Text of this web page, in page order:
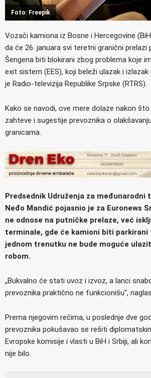
Foto: Freepik
Vozači kamiona iz Bosne i Hercegovine
da će 26. januara svi teretni granični prelazi
Šengena biti blokirani zbog problema koje
exit sistem (EES), koji beleži ulazak i izlazak
je Radio-televizija Republike Srpske (RTRS).
Kako se navodi, ove mere dolaze nakon što
zahteve i sugestije prevoznika o
granicama.
Predsednik Udruženja za međunarodni
Neđo Mandić pojasnio je za Euronews
ne odnose na putničke prelaze, već
terminale, gde će kamioni biti parkirani
jednom trenutku ne bude moguće
robom.
„Bukvalno će stati uvoz i izvoz, a lanci
prevoznika praktično ne funkcionišu“,
Prema njegovim rečima, u poslednje dve
prevoznika pokušavao se rešiti
Evropske komisije i vlasti u BiH i Srbiji, ali
nije bilo.